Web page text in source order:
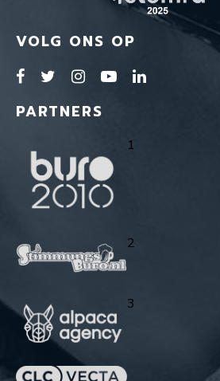
VOLG ONS OP
PARTNERS
1
2
3